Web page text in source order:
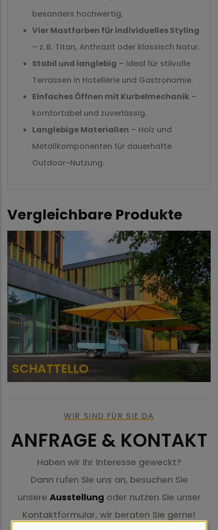
besonders hochwertig.
Vier Mastfarben für individuelles Styling
– z. B. Titan, Anthrazit oder klassisch Natur.
Stabil und langlebig – ideal für stilvolle
Terrassen in Hotellerie und Gastronomie.
Einfaches Öffnen mit Kurbelmechanik –
komfortabel und zuverlässig.
Langlebige Materialien – Holz und
Metallkomponenten für dauerhafte
Outdoor-Nutzung.
Vergleichbare Produkte
SCHATTELLO
WIR SIND FÜR SIE DA
ANFRAGE & KONTAKT
Haben wir Ihr Interesse geweckt?
Dann rufen Sie uns an, besuchen Sie
unsere Ausstellung oder nutzen Sie unser
Kontaktformular, wir beraten Sie gerne!